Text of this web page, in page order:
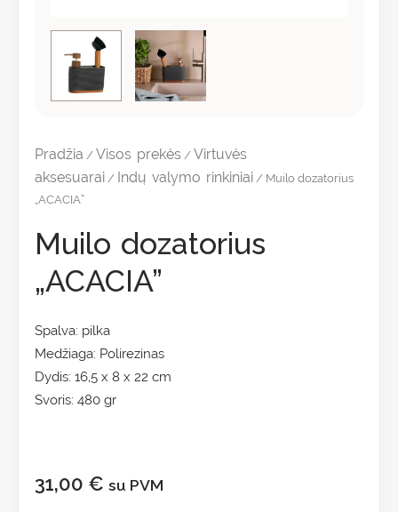
Pradžia /Visos prekės /Virtuvės
aksesuarai / Indų valymo rinkiniai / Muilo dozatorius
„ACACIA”
Muilo dozatorius
„ACACIA”
Spalva: pilka
Medžiaga: Polirezinas
Dydis: 16,5 x 8 x 22 cm
Svoris: 480 gr
31,00 € su PVM